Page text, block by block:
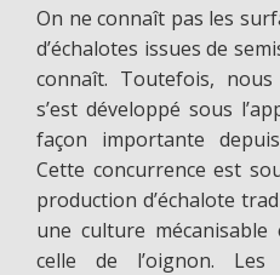
On ne connaît pas les
d’échalotes issues de
connaît. Toutefois,
s’est développé sous
façon importante
Cette concurrence est
production d’échalote
une culture
celle de l’oignon. Les